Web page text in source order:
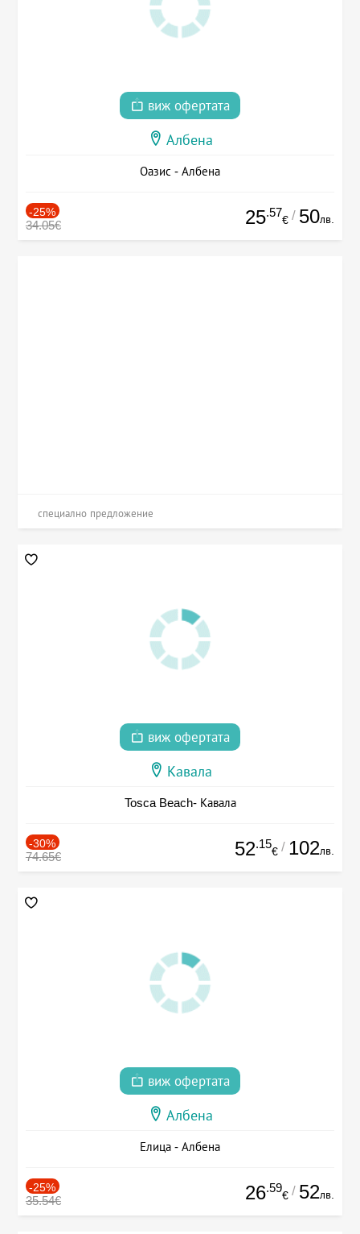
виж офертата
Албена
Оазис - Албена
-25%
34.05€ 25.57
€ / 50лв.
специално предложение
виж офертата
Кавала
Tosca Beach- Кавала
-30%
74.65€ 52.15
€ / 102лв.
виж офертата
Албена
Елица - Албена
-25%
35.54€ 26.59
€ / 52лв.